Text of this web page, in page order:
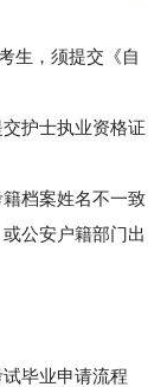
生，须提交《自
护士执业资格证
档案姓名不一致
公安户籍部门出
毕业申请流程